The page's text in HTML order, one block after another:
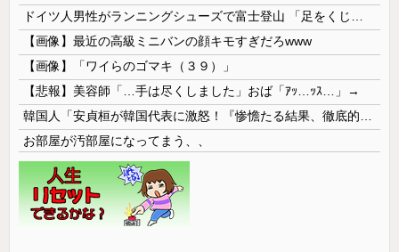
【画像】最近の高級ミニバンの顔キモすぎだろwww
【画像】「ワイらのゴマキ（３９）」
【悲報】美容師「…手は尽くしました」おば「ｱｯ…ｯｽ…」→
お部屋が汚部屋になってまう、、